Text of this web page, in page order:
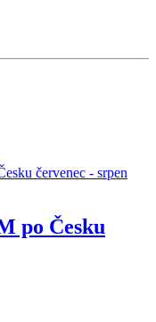
červenec - srpen
po Česku